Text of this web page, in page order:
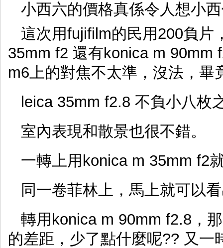
小西六的價格真係令人想小
這次用fujifilm的民用200負片
35mm f2 還有konica m 90mm
m6上的對焦不太準，沒法，畢
leica 35mm f2.8 不負小八枚
室內表現和散景也很不錯。
一轉上用konica m 35mm f2
同一卷菲林上，馬上就可以
轉用konica m 90mm f2.8，
的差距，少了點什麼呢?? 又